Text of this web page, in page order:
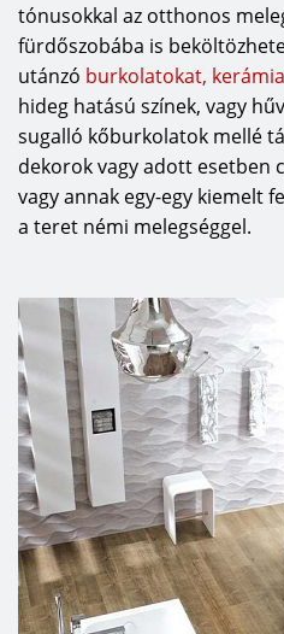
tónusokkal az otthonos
fürdőszobába is
utánzó burkolatokat,
hideg hatású színek, vagy
sugalló kőburkolatok mellé
dekorok vagy adott esetben
vagy annak egy-egy kiemelt
a teret némi melegséggel.